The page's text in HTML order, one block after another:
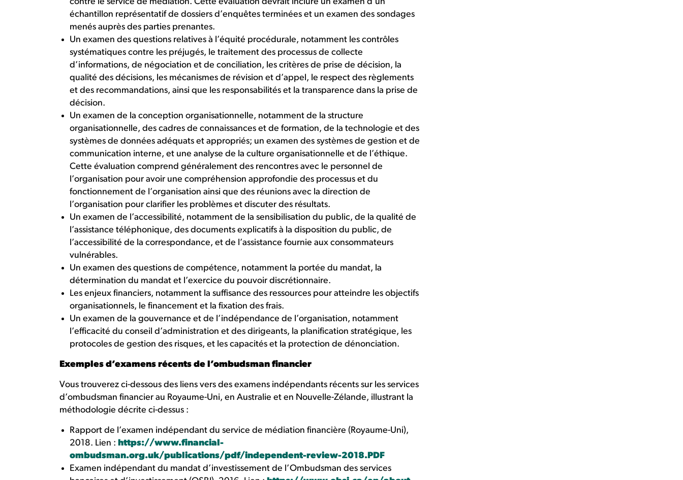
échantillon représentatif de dossiers d’enquêtes terminées et un examen des sondages
menés auprès des parties prenantes.
Un examen des questions relatives à l’équité procédurale, notamment les contrôles
systématiques contre les préjugés, le traitement des processus de collecte
d’informations, de négociation et de conciliation, les critères de prise de décision, la
qualité des décisions, les mécanismes de révision et d’appel, le respect des règlements
et des recommandations, ainsi que les responsabilités et la transparence dans la prise de
décision.
Un examen de la conception organisationnelle, notamment de la structure
organisationnelle, des cadres de connaissances et de formation, de la technologie et des
systèmes de données adéquats et appropriés; un examen des systèmes de gestion et de
communication interne, et une analyse de la culture organisationnelle et de l’éthique.
Cette évaluation comprend généralement des rencontres avec le personnel de
l’organisation pour avoir une compréhension approfondie des processus et du
fonctionnement de l’organisation ainsi que des réunions avec la direction de
l’organisation pour clarifier les problèmes et discuter des résultats.
Un examen de l’accessibilité, notamment de la sensibilisation du public, de la qualité de
l’assistance téléphonique, des documents explicatifs à la disposition du public, de
l’accessibilité de la correspondance, et de l’assistance fournie aux consommateurs
vulnérables.
Un examen des questions de compétence, notamment la portée du mandat, la
détermination du mandat et l’exercice du pouvoir discrétionnaire.
Les enjeux financiers, notamment la suffisance des ressources pour atteindre les objectifs
organisationnels, le financement et la fixation des frais.
Un examen de la gouvernance et de l’indépendance de l’organisation, notamment
l’efficacité du conseil d’administration et des dirigeants, la planification stratégique, les
protocoles de gestion des risques, et les capacités et la protection de dénonciation.
Exemples d’examens récents de l’ombudsman financier
Vous trouverez ci-dessous des liens vers des examens indépendants récents sur les services
d’ombudsman financier au Royaume-Uni, en Australie et en Nouvelle-Zélande, illustrant la
méthodologie décrite ci-dessus :
Rapport de l’examen indépendant du service de médiation financière (Royaume-Uni),
2018. Lien : https://www.financial-
ombudsman.org.uk/publications/pdf/independent-review-2018.PDF
Examen indépendant du mandat d’investissement de l’Ombudsman des services